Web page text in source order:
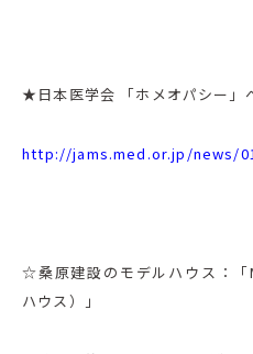
★日本医学会 「ホメオパシー」
http://jams.med.or.jp/news/
☆桑原建設のモデルハウス：
ハウス）」